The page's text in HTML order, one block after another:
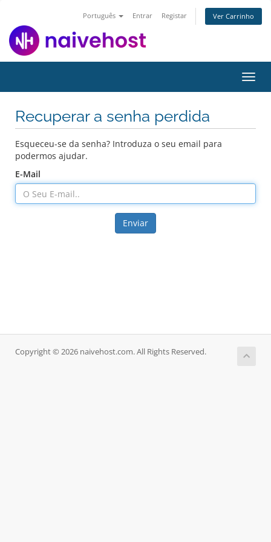
Português Entrar Registar Ver Carrinho
Recuperar a senha perdida
Esqueceu-se da senha? Introduza o seu email para
podermos ajudar.
E-Mail
Enviar
Copyright © 2026 naivehost.com. All Rights Reserved.